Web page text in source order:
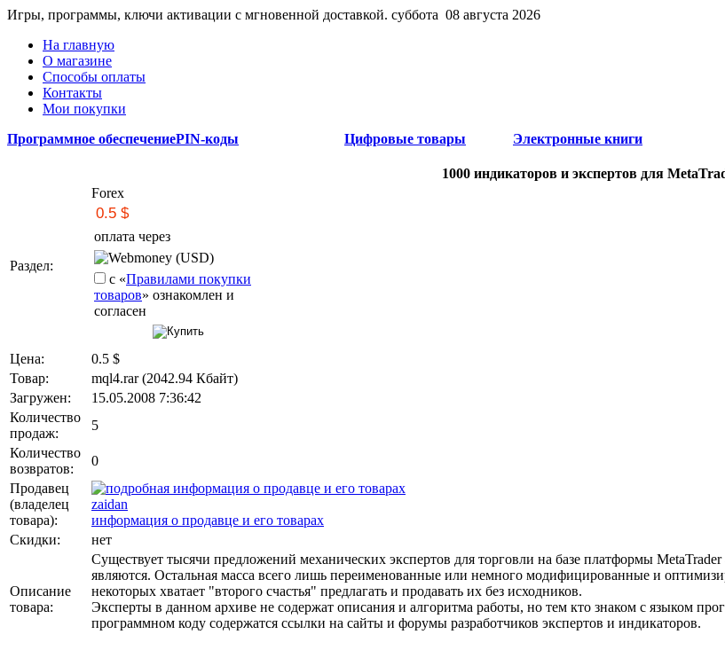
Игры, программы, ключи активации с мгновенной доставкой. суббота 08 августа 2026
На главную
О магазине
Способы оплаты
Контакты
Мои покупки
Программное обеспечениеPIN-коды Цифровые товары Электронные книги
1000 индикаторов и экспертов для
Раздел:
Forex
оплата через
Webmoney (USD)
с «Правилами покупки
товаров» ознакомлен и
согласен
Цена: 0.5 $
Товар:
mql4.rar (2042.94 Кбайт)
Загружен:
15.05.2008 7:36:42
Количество
продаж:
5
Количество
возвратов:
0
Продавец
(владелец
товара):
zaidan
информация о продавце и его товарах
Скидки:
нет
Описание
товара:
Существует тысячи предложений механических экспертов для торговли на базе платформы
являются. Остальная масса всего лишь переименованные или немного модифицированные и
некоторых хватает "второго счастья" предлагать и продавать их без исходников.
Эксперты в данном архиве не содержат описания и алгоритма работы, но тем кто знаком с языком
программном коду содержатся ссылки на сайты и форумы разработчиков экспертов и индикаторов.